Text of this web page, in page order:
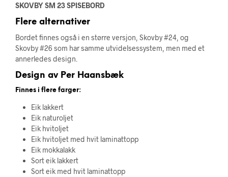
SKOVBY SM 23 SPISEBORD
Flere alternativer
Bordet finnes også i en større versjon, Skovby #24, og
Skovby #26 som har samme utvidelsessystem, men med et
annerledes design.
Design av Per Haansbæk
Finnes i flere farger:
Eik lakkert
Eik naturoljet
Eik hvitoljet
Eik hvitoljet med hvit laminattopp
Eik mokkalakk
Sort eik lakkert
Sort eik med hvit laminattopp